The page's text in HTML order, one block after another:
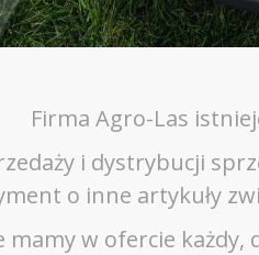
Firma Agro-Las
i dystrybucji
o inne artykuły
mamy w ofercie